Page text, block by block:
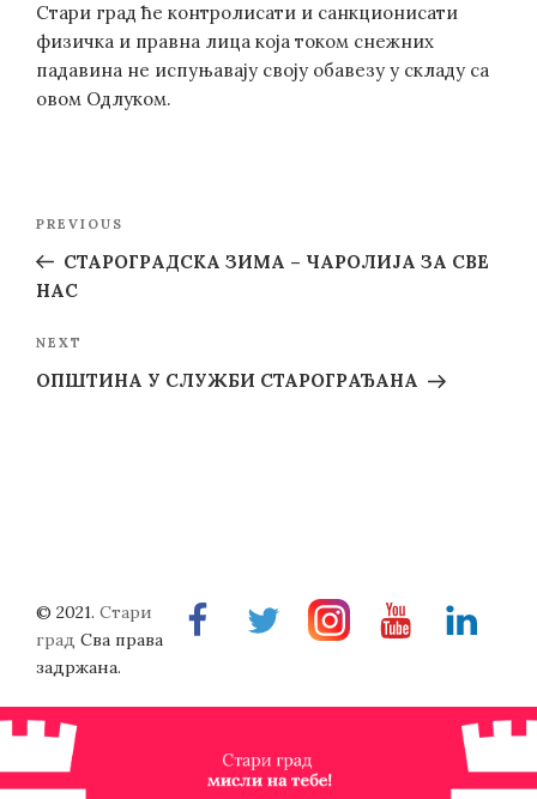
Стари град ће контролисати и санкционисати
физичка и правна лица која током снежних
падавина не испуњавају своју обавезу у складу са
овом Одлуком.
Previous
Post
PREVIOUS
СТАРОГРАДСКА ЗИМА – ЧАРОЛИЈА ЗА СВЕ
НАС
Next
Post
NEXT
ОПШТИНА У СЛУЖБИ СТАРОГРАЂАНА
FacebookTwitterInstragramYoutubeLinkedin
© 2021. Стари
град Сва права
задржана.